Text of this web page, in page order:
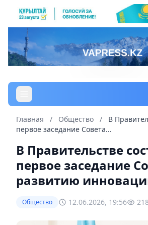
Главная / Общество /
В
первое заседание Совета...
В Правительстве
первое заседание
развитию
Общество 12.06.2026, 19:56